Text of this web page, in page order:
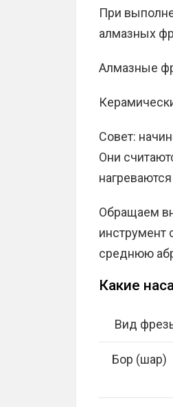
При
алмазных
Алмазные
Совет:
Они
Обращаем
инструмент
среднюю
Какие
Вид
Бор (шар)